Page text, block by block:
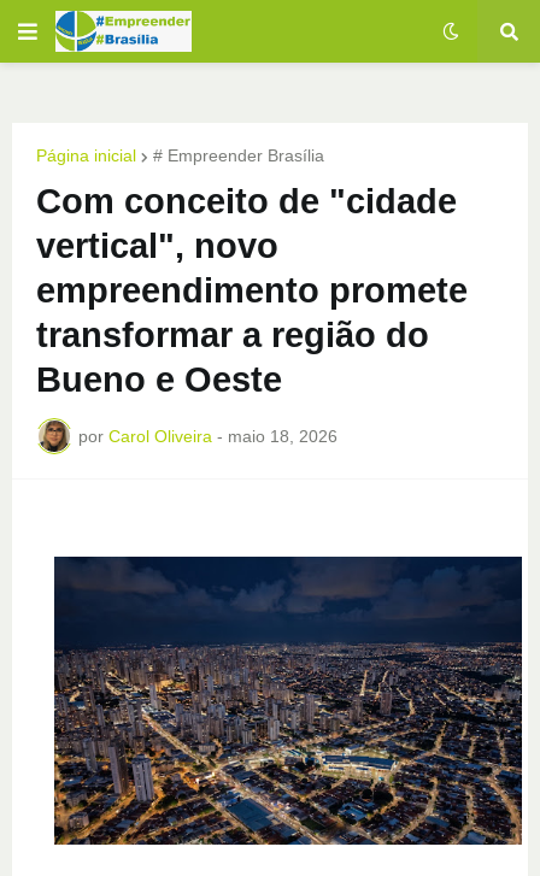
Página inicial # Empreender Brasília
Com conceito de "cidade
vertical", novo
empreendimento promete
transformar a região do
Bueno e Oeste
por Carol Oliveira - maio 18, 2026